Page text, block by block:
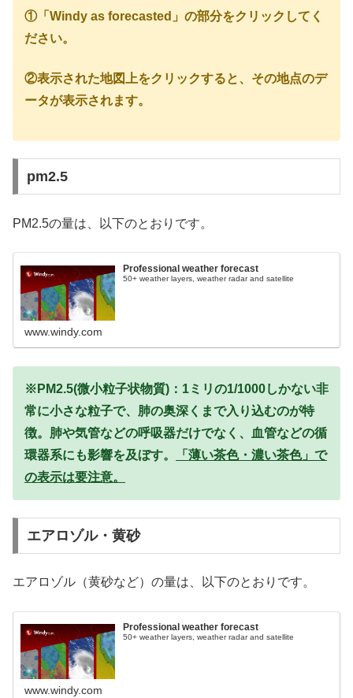
①「Windy as forecasted」の部分をクリックしてく
ださい。
②表示された地図上をクリックすると、その地点のデ
ータが表示されます。
pm2.5
PM2.5の量は、以下のとおりです。
Professional weather forecast
50+ weather layers, weather radar and satellite
www.windy.com
※PM2.5(微小粒子状物質)：1ミリの1/1000しかない非
常に小さな粒子で、肺の奥深くまで入り込むのが特
徴。肺や気管などの呼吸器だけでなく、血管などの循
環器系にも影響を及ぼす。
「薄い茶色・濃い茶色」で
の表示は要注意。
エアロゾル・黄砂
エアロゾル（黄砂など）の量は、以下のとおりです。
Professional weather forecast
50+ weather layers, weather radar and satellite
www.windy.com